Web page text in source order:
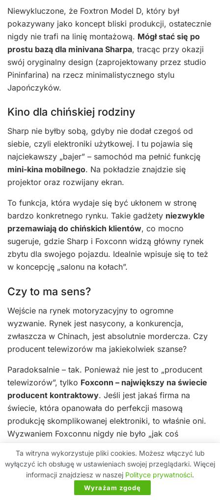
Niewykluczone, że Foxtron Model D, który był
pokazywany jako koncept bliski produkcji, ostatecznie
nigdy nie trafi na linię montażową. Mógł stać się po
prostu bazą dla minivana Sharpa, tracąc przy okazji
swój oryginalny design (zaprojektowany przez studio
Pininfarina) na rzecz minimalistycznego stylu
Japończyków.
Kino dla chińskiej rodziny
Sharp nie byłby sobą, gdyby nie dodał czegoś od
siebie, czyli elektroniki użytkowej. I tu pojawia się
najciekawszy „bajer” – samochód ma pełnić funkcję
mini-kina mobilnego. Na pokładzie znajdzie się
projektor oraz rozwijany ekran.
To funkcja, która wydaje się być ukłonem w stronę
bardzo konkretnego rynku. Takie gadżety niezwykle
przemawiają do chińskich klientów, co mocno
sugeruje, gdzie Sharp i Foxconn widzą główny rynek
zbytu dla swojego pojazdu. Idealnie wpisuje się to też
w koncepcję „salonu na kołach”.
Czy to ma sens?
Wejście na rynek motoryzacyjny to ogromne
wyzwanie. Rynek jest nasycony, a konkurencja,
zwłaszcza w Chinach, jest absolutnie mordercza. Czy
producent telewizorów ma jakiekolwiek szanse?
Paradoksalnie – tak. Ponieważ nie jest to „producent
telewizorów”, tylko Foxconn – największy na świecie
producent kontraktowy. Jeśli jest jakaś firma na
świecie, która opanowała do perfekcji masową
produkcję skomplikowanej elektroniki, to właśnie oni.
Wyzwaniem Foxconnu nigdy nie było „jak coś
Użycie znanej marki Sharp do sprzedaży pojazdu jest
znacznie mądrzejsze niż próba budowania od zera
świadomości marki Foxtron. Platforma 800V z baterią
Ta witryna wykorzystuje pliki cookies. Możesz włączyć lub
wyłączyć ich obsługę w ustawieniach swojej przeglądarki. Więcej
informacji znajdziesz w naszej Polityce prywatności.
Wyrażam zgodę